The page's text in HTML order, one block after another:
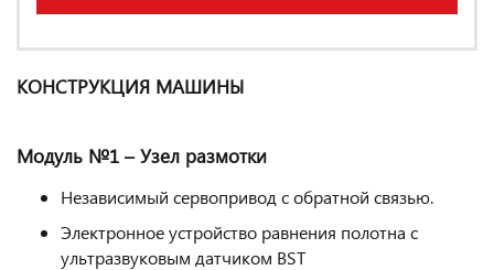
КОНСТРУКЦИЯ МАШИНЫ
Модуль №1 – Узел размотки
Независимый сервопривод с обратной связью.
Электронное устройство равнения полотна с
ультразвуковым датчиком BST